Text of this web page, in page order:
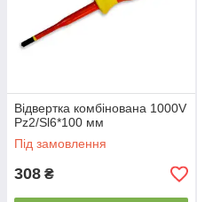
Відвертка комбінована 1000V
Pz2/Sl6*100 мм
Під замовлення
308 ₴